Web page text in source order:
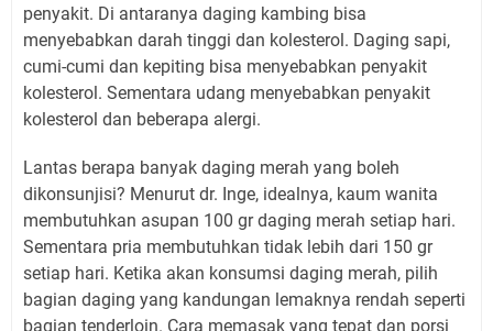
penyakit. Di antaranya daging kambing bisa
menyebabkan darah tinggi dan kolesterol. Daging sapi,
cumi-cumi dan kepiting bisa menyebabkan penyakit
kolesterol. Sementara udang menyebabkan penyakit
kolesterol dan beberapa alergi.
Lantas berapa banyak daging merah yang boleh
dikonsunjisi? Menurut dr. Inge, idealnya, kaum wanita
membutuhkan asupan 100 gr daging merah setiap hari.
Sementara pria membutuhkan tidak lebih dari 150 gr
setiap hari. Ketika akan konsumsi daging merah, pilih
bagian daging yang kandungan lemaknya rendah seperti
bagian tenderloin. Cara memasak yang tepat dan porsi